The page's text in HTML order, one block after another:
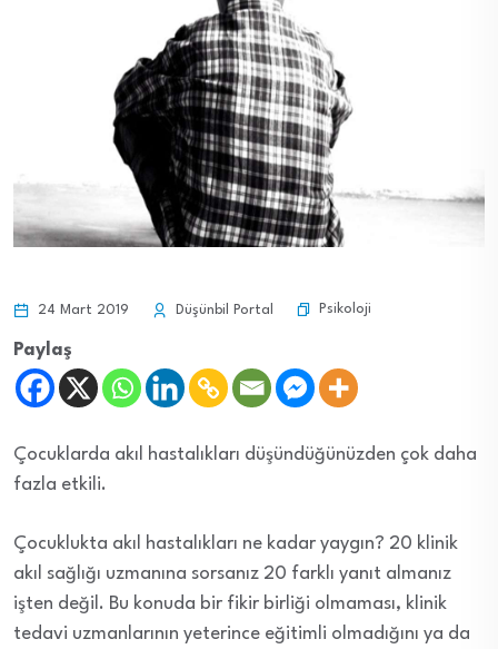
24 Mart 2019 Düşünbil Portal Psikoloji
Paylaş
Çocuklarda akıl hastalıkları düşündüğünüzden çok daha
fazla etkili.
Çocuklukta akıl hastalıkları ne kadar yaygın? 20 klinik
akıl sağlığı uzmanına sorsanız 20 farklı yanıt almanız
işten değil. Bu konuda bir fikir birliği olmaması, klinik
tedavi uzmanlarının yeterince eğitimli olmadığını ya da